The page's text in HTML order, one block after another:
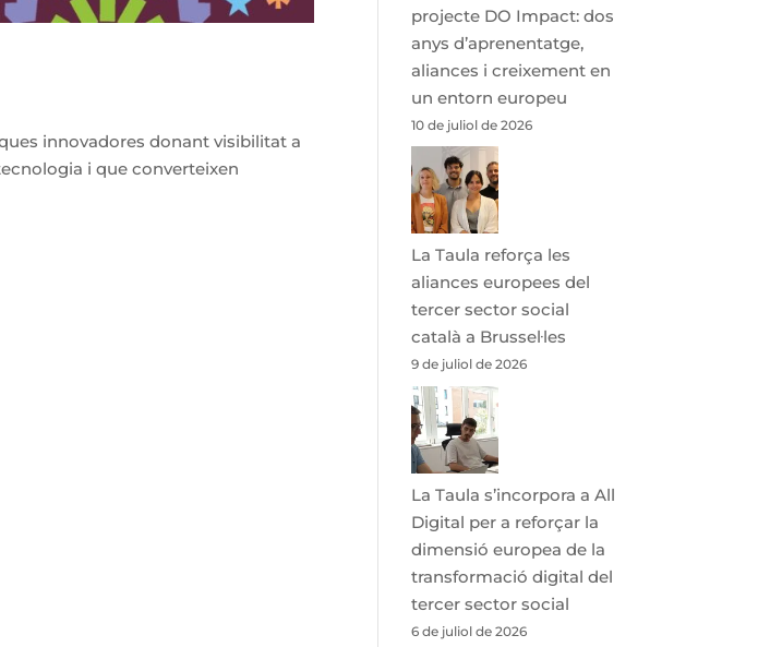
innovadores donant visibilitat a
i que converteixen
projecte DO Impact: dos
anys d’aprenentatge,
aliances i creixement en
un entorn europeu
10 de juliol de 2026
La Taula reforça les
aliances europees del
tercer sector social
català a Brussel·les
9 de juliol de 2026
La Taula s’incorpora a All
Digital per a reforçar la
dimensió europea de la
transformació digital del
tercer sector social
6 de juliol de 2026